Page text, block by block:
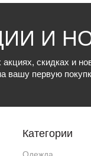
И
скидках и
вашу первую
Категории